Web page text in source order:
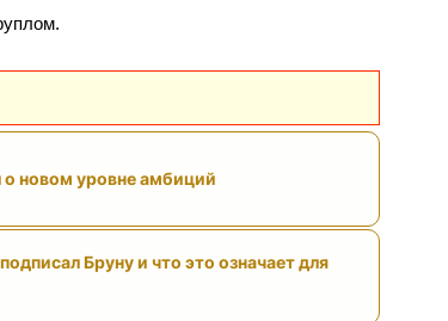
новом уровне амбиций
Бруну и что это означает для